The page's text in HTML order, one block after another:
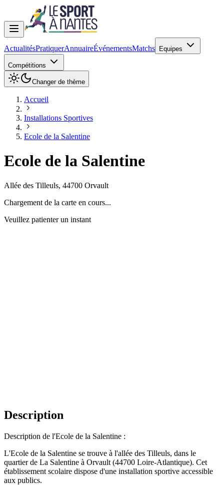
ActualitésPratiquerAnnuaireÉvénementsMatchs Equipes
Compétitions
Changer de thème
Accueil
Installations Sportives
Ecole de la Salentine
Ecole de la Salentine
Allée des Tilleuls, 44700 Orvault
Chargement de la carte en cours...
Veuillez patienter un instant
Description
Description de l'Ecole de la Salentine :
L'Ecole de la Salentine se trouve à l'allée des Tilleuls, dans le
quartier de La Salentine à Orvault (44700 Loire-Atlantique). Cet
établissement scolaire dispose d'une installation sportive accessible
aux publics.